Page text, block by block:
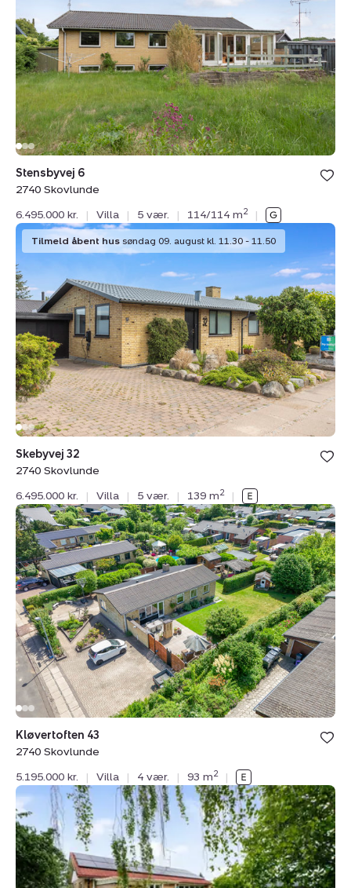
Skovlunde
Stensbyvej 6
2740 Skovlunde
6.495.000 kr.
| Villa | 5 vær. | 114/114 m2 |
Villa:
Skebyvej
32,
2740
Skovlunde
Tilmeld åbent hus søndag 09. august kl. 11.30 - 11.50
Skebyvej 32
2740 Skovlunde
6.495.000 kr.
| Villa | 5 vær. | 139 m2 |
Villa:
Kløvertoften
43,
2740
Skovlunde
Kløvertoften 43
2740 Skovlunde
5.195.000 kr.
| Villa | 4 vær. | 93 m2 |
Villa:
Skebyvej
28,
2740
Skovlunde